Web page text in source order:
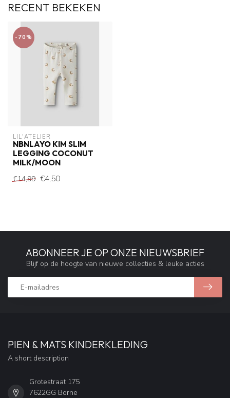
RECENT BEKEKEN
-70%
LIL'ATELIER
NBNLAYO KIM SLIM
LEGGING COCONUT
MILK/MOON
€14,99 €4,50
ABONNEER JE OP ONZE NIEUWSBRIEF
Blijf op de hoogte van nieuwe collecties & leuke acties
PIEN & MATS KINDERKLEDING
A short description
Grotestraat 175
7622GG Borne